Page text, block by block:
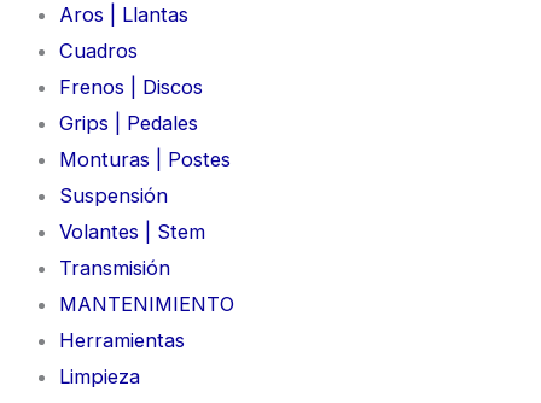
Aros | Llantas
Cuadros
Frenos | Discos
Grips | Pedales
Monturas | Postes
Suspensión
Volantes | Stem
Transmisión
MANTENIMIENTO
Herramientas
Limpieza